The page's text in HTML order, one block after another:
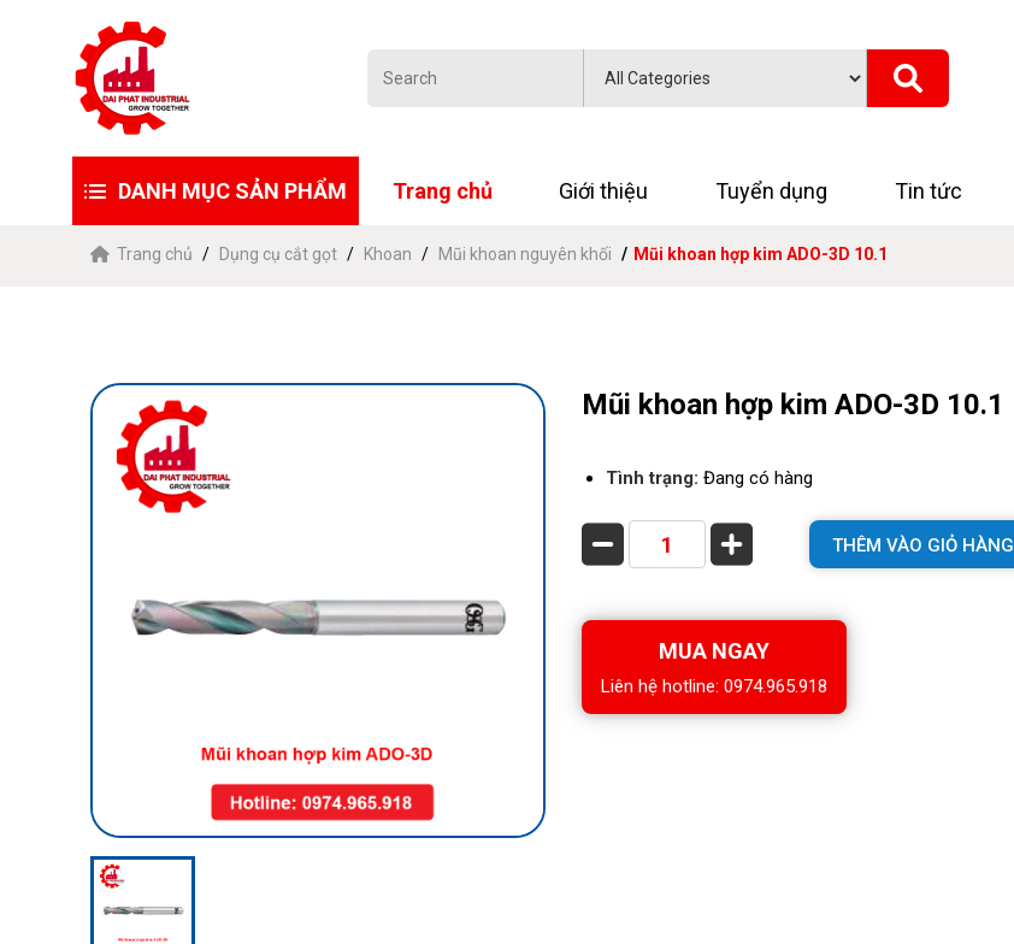
DANH MỤC SẢN PHẨM Trang chủ Giới thiệu Tuyển dụng Tin tức
Trang chủ Dụng cụ cắt gọt Khoan Mũi khoan nguyên khối Mũi khoan hợp kim ADO-3D 10.1
Mũi khoan hợp kim ADO-3D 10.1
Tình trạng: Đang có hàng
THÊM VÀO GIỎ HÀNG
MUA NGAY
Liên hệ hotline: 0974.965.918